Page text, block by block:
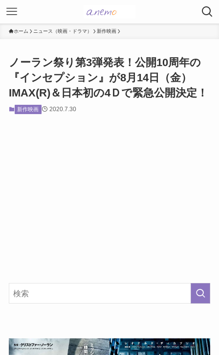
ホーム ニュース（映画・ドラマ） 新作映画
ノーラン祭り第3弾発表！公開10周年の
『インセプション』が8月14日（金）
IMAX(R)＆日本初の4Ｄで緊急公開決定！
新作映画 2020.7.30